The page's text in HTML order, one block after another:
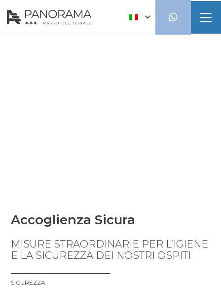
Accoglienza Sicura
MISURE STRAORDINARIE PER L’IGIENE
E LA SICUREZZA DEI NOSTRI OSPITI
SICUREZZA